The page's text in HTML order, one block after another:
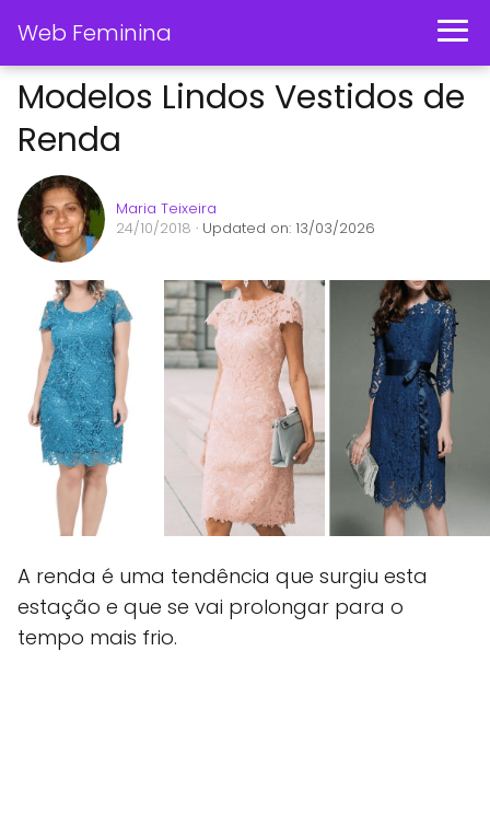
Web Feminina
Modelos Lindos Vestidos de
Renda
Maria Teixeira
24/10/2018 · Updated on: 13/03/2026
A renda é uma tendência que surgiu esta
estação e que se vai prolongar para o
tempo mais frio.